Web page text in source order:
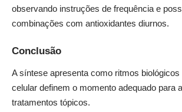
observando instruções de frequência e
combinações com antioxidantes diurnos.
Conclusão
A síntese apresenta como ritmos
celular definem o momento adequado para
tratamentos tópicos.